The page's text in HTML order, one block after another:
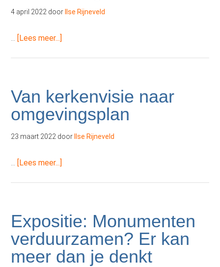
4 april 2022 door Ilse Rijneveld
… [Lees meer...]
Handreiking
voor
gemeenten
strafrechtelijke
Van kerkenvisie naar
omgevingsplan
23 maart 2022 door Ilse Rijneveld
… [Lees meer...]
Expositie: Monumenten
verduurzamen? Er kan
meer dan je denkt